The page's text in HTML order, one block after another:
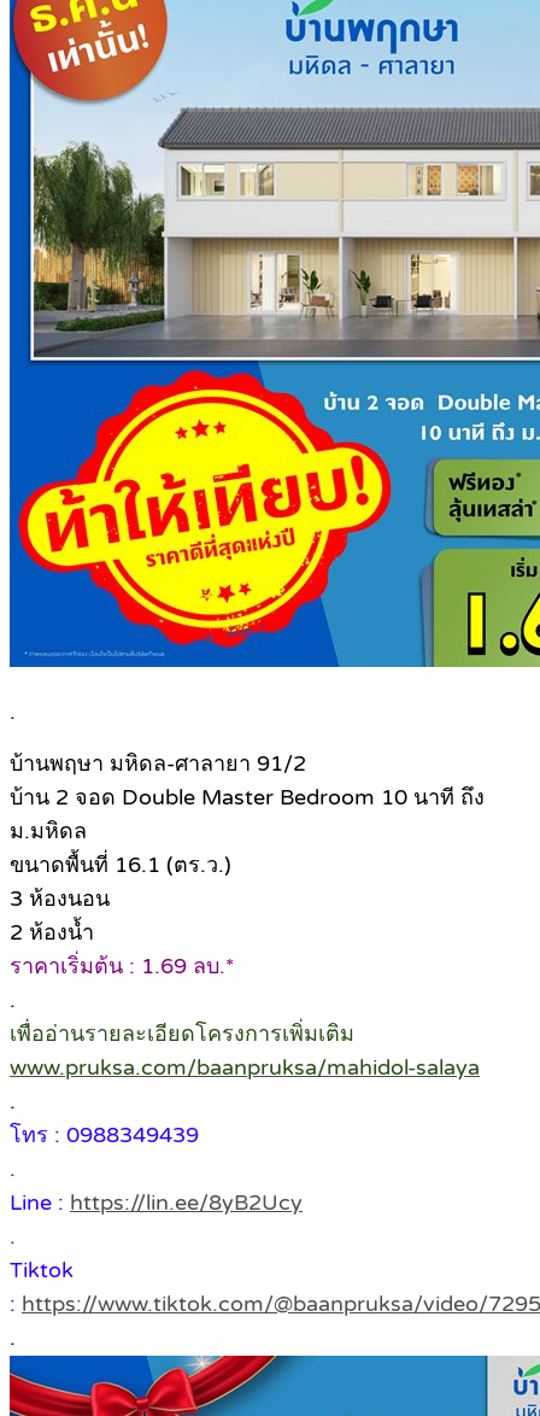
.
บ้านพฤษา มหิดล-ศาลายา 91/2
บ้าน 2 จอด Double Master Bedroom 10 นาที ถึง
ม.มหิดล
ขนาดพื้นที่ 16.1 (ตร.ว.)
3 ห้องนอน
2 ห้องน้ำ
ราคาเริ่มต้น : 1.69 ลบ.*
.
เพื่ออ่านรายละเอียดโครงการเพิ่มเติม
www.pruksa.com/baanpruksa/mahidol-salaya
.
โทร : 0988349439
.
Line : https://lin.ee/8yB2Ucy
.
Tiktok
: https://www.tiktok.com/@baanpruksa/video/
.